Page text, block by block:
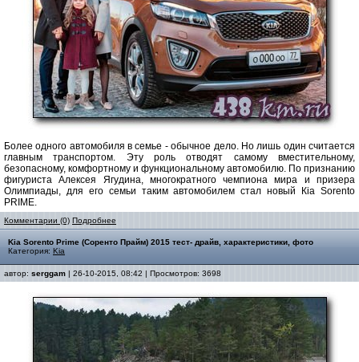
Более одного автомобиля в семье - обычное дело. Но лишь один считается
главным транспортом. Эту роль отводят самому вместительному,
безопасному, комфортному и функциональному автомобилю. По признанию
фигуриста Алексея Ягудина, многократного чемпиона мира и призера
Олимпиады, для его семьи таким автомобилем стал новый Кіa Sorento
PRIME.
Комментарии (0) Подробнее
Kia Sorento Prime (Соренто Прайм) 2015 тест- драйв, характеристики, фото
Категория: Kia
автор: serggam | 26-10-2015, 08:42 | Просмотров: 3698